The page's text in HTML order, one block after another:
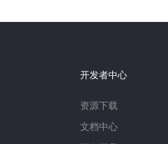
开发者中心
资源下载
文档中心